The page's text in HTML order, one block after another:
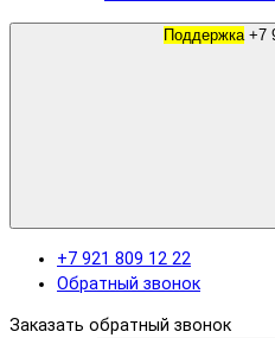
Поддержка
+7 921 809 12 22
Обратный звонок
Заказать обратный звонок